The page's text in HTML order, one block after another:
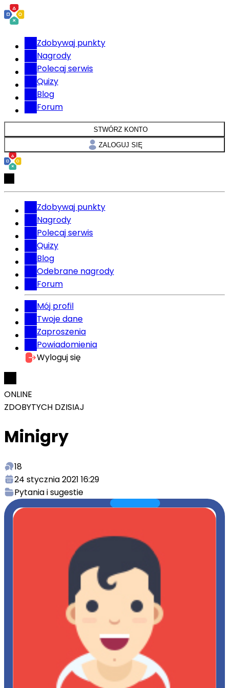
Zdobywaj punkty
Nagrody
Polecaj serwis
Quizy
Blog
Forum
STWÓRZ KONTO
ZALOGUJ SIĘ
Zdobywaj punkty
Nagrody
Polecaj serwis
Quizy
Blog
Odebrane nagrody
Forum
Mój profil
Twoje dane
Zaproszenia
Powiadomienia
Wyloguj się
ONLINE
ZDOBYTYCH DZISIAJ
Minigry
18
24 stycznia 2021 16:29
Pytania i sugestie